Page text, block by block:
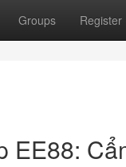
Groups Register